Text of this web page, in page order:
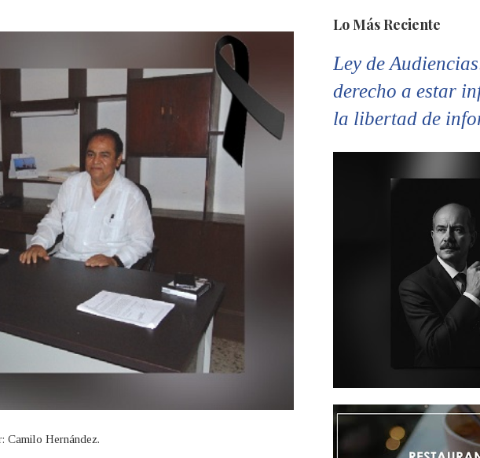
Camilo Hernández.
Lo Más Reciente
Ley de
derecho a estar
la libertad de